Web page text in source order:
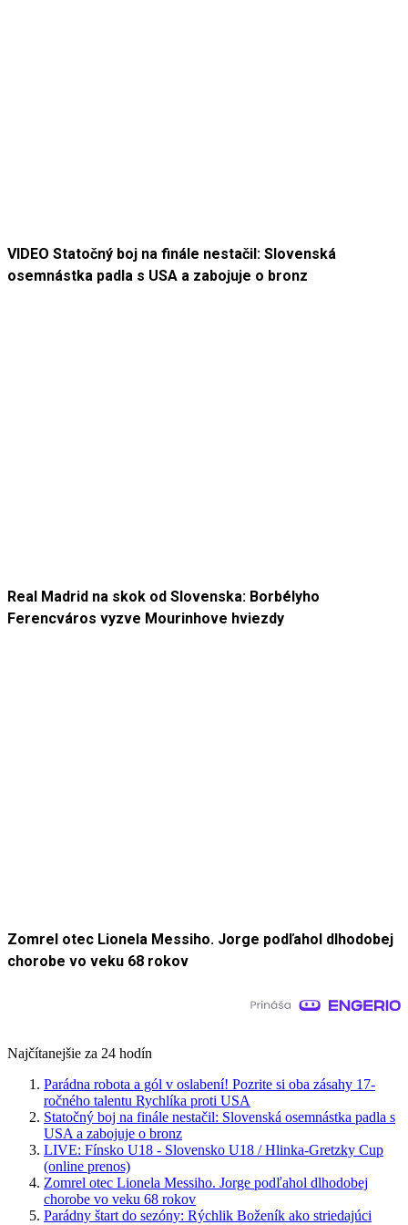
VIDEO Statočný boj na finále nestačil: Slovenská
osemnástka padla s USA a zabojuje o bronz
Real Madrid na skok od Slovenska: Borbélyho
Ferencváros vyzve Mourinhove hviezdy
Zomrel otec Lionela Messiho. Jorge podľahol dlhodobej
chorobe vo veku 68 rokov
Najčítanejšie za 24 hodín
Parádna robota a gól v oslabení! Pozrite si oba zásahy 17-
ročného talentu Rychlíka proti USA
Statočný boj na finále nestačil: Slovenská osemnástka padla s
USA a zabojuje o bronz
LIVE: Fínsko U18 - Slovensko U18 / Hlinka-Gretzky Cup
(online prenos)
Zomrel otec Lionela Messiho. Jorge podľahol dlhodobej
chorobe vo veku 68 rokov
Parádny štart do sezóny: Rýchlik Boženík ako striedajúci